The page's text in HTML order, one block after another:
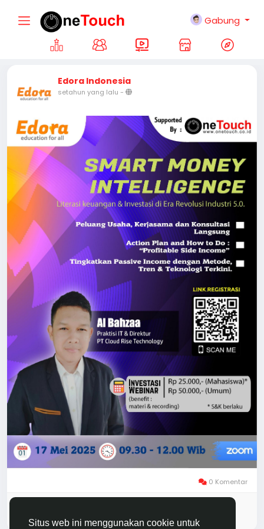
Situs web ini menggunakan cookie untuk
Gabung
Edora Indonesia
setahun yang lalu -
0 Komentar
berkomentar!